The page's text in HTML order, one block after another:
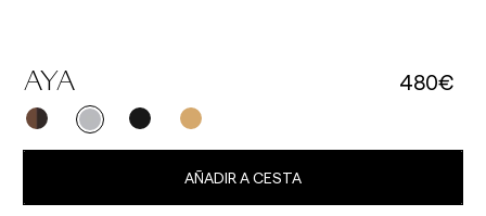
AYA 480€
AÑADIR A CESTA